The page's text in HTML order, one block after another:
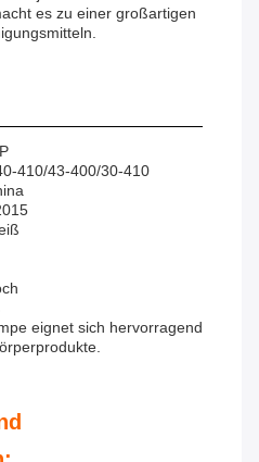
es zu einer großartigen
410/43-400/30-410
eignet sich hervorragend